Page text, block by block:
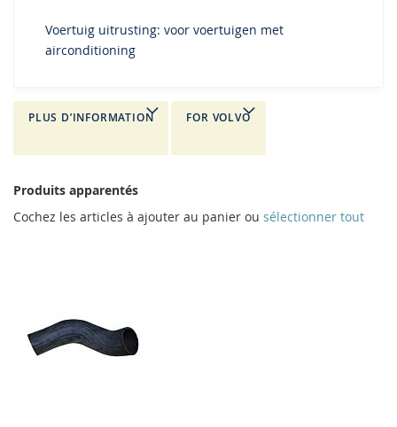
Voertuig uitrusting: voor voertuigen met
airconditioning
PLUS D’INFORMATION FOR VOLVO
Produits apparentés
Cochez les articles à ajouter au panier ou sélectionner tout